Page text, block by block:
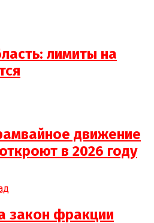
лимиты на
движение
в 2026 году
закон фракции